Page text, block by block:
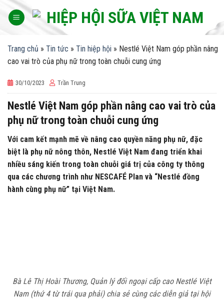
Trang chủ » Tin tức » Tin hiệp hội » Nestlé Việt Nam góp phần nâng
cao vai trò của phụ nữ trong toàn chuỗi cung ứng
30/10/2023 Trần Trung
Nestlé Việt Nam góp phần nâng cao vai trò của
phụ nữ trong toàn chuỗi cung ứng
Với cam kết mạnh mẽ về nâng cao quyền năng phụ nữ, đặc
biệt là phụ nữ nông thôn, Nestlé Việt Nam đang triển khai
nhiều sáng kiến trong toàn chuỗi giá trị của công ty thông
qua các chương trình như NESCAFÉ Plan và “Nestlé đồng
hành cùng phụ nữ” tại Việt Nam.
Bà Lê Thị Hoài Thương, Quản lý đối ngoại cấp cao Nestlé Việt
Nam (thứ 4 từ trái qua phải) chia sẻ cùng các diễn giả tại hội